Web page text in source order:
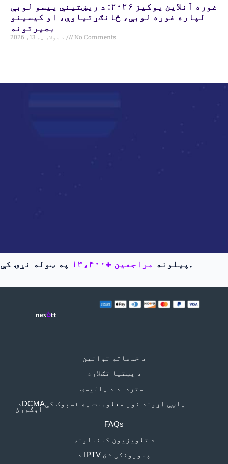
غوره آنلاین پوکیز ۲۰۲۶: د ریښتیني پیسو لوبې
لپاره غوره لوبې، ځانګړتیاوې، او کیسینو
بصیرتونه
No Comments
پیلونه ۱۳،۴۰۰+ مراجعین په ټوله نړۍ کې.
د خدماتو قوانين
د پټتیا تګلاره
استرداد د پالیسۍ
د ‏‎DCMA‎‏ پاڼې اړوند نور معلومات په فسبوک کې
اوګورئ
FAQs
د تلویزیون کانالونه
د IPTV پلورونکی شئ